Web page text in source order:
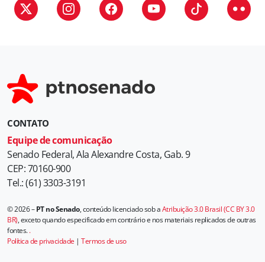
CONTATO
Equipe de comunicação
Senado Federal, Ala Alexandre Costa, Gab. 9
CEP: 70160-900
Tel.: (61) 3303-3191
© 2026 –PT no Senado, conteúdo licenciado sob aAtribuição 3.0 Brasil (CC BY 3.0
BR), exceto quando especificado em contrário e nos materiais replicados de outras
fontes..
Política de privacidade | Termos de uso